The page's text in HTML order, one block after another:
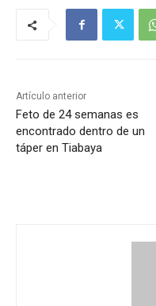
Artículo anterior
Feto de 24 semanas es
encontrado dentro de un
táper en Tiabaya